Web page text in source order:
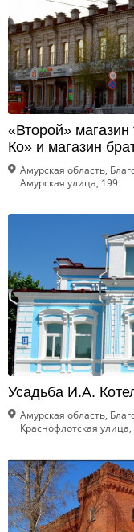
«Второй»
Ко» и магазин
Амурская область,
Амурская улица, 199
Усадьба И.А.
Амурская область,
Краснофлотская улица,